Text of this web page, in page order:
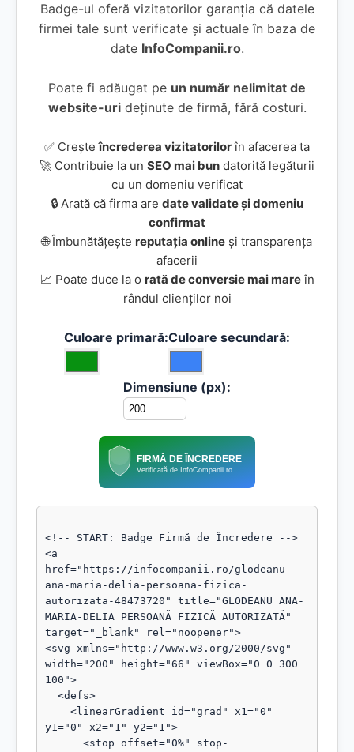
Badge-ul oferă vizitatorilor garanția că datele
firmei tale sunt verificate și actuale în baza de
date InfoCompanii.ro.
Poate fi adăugat pe un număr nelimitat de
website-urideținute de firmă, fără costuri.
✅ Creșteîncrederea vizitatorilorîn afacerea ta
🚀 Contribuie la un SEO mai bun datorită legăturii
cu un domeniu verificat
🔒 Arată că firma are date validate și domeniu
confirmat
🌐 Îmbunătățește reputația online și transparența
afacerii
📈 Poate duce la o rată de conversie mai mareîn
rândul clienților noi
Culoare primară:Culoare secundară:
Dimensiune (px):
FIRMĂ DE ÎNCREDERE
Verificată de InfoCompanii.ro
<!-- START: Badge Firmă de Încredere -->
<a
href="https://infocompanii.ro/glodeanu-
ana-maria-delia-persoana-fizica-
autorizata-48473720" title="GLODEANU ANA-
MARIA-DELIA PERSOANĂ FIZICĂ AUTORIZATĂ"
target="_blank" rel="noopener">
<svg xmlns="http://www.w3.org/2000/svg"
width="200" height="66" viewBox="0 0 300
100">
y1="0" x2="1" y2="1">